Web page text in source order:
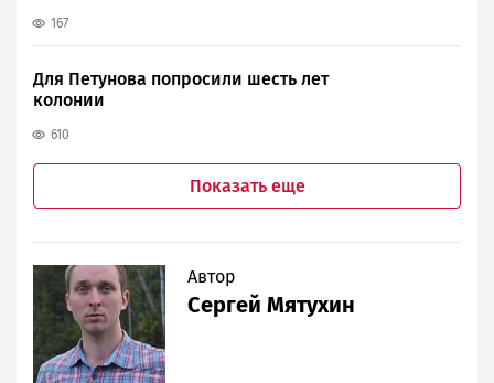
167
Для Петунова попросили шесть лет
колонии
610
страниц
Показать еще
Автор
Сергей Мятухин